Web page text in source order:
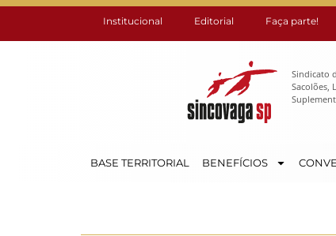
Institucional Editorial Faça parte!
Sindicato
Sacolões,
BASE TERRITORIAL BENEFÍCIOS